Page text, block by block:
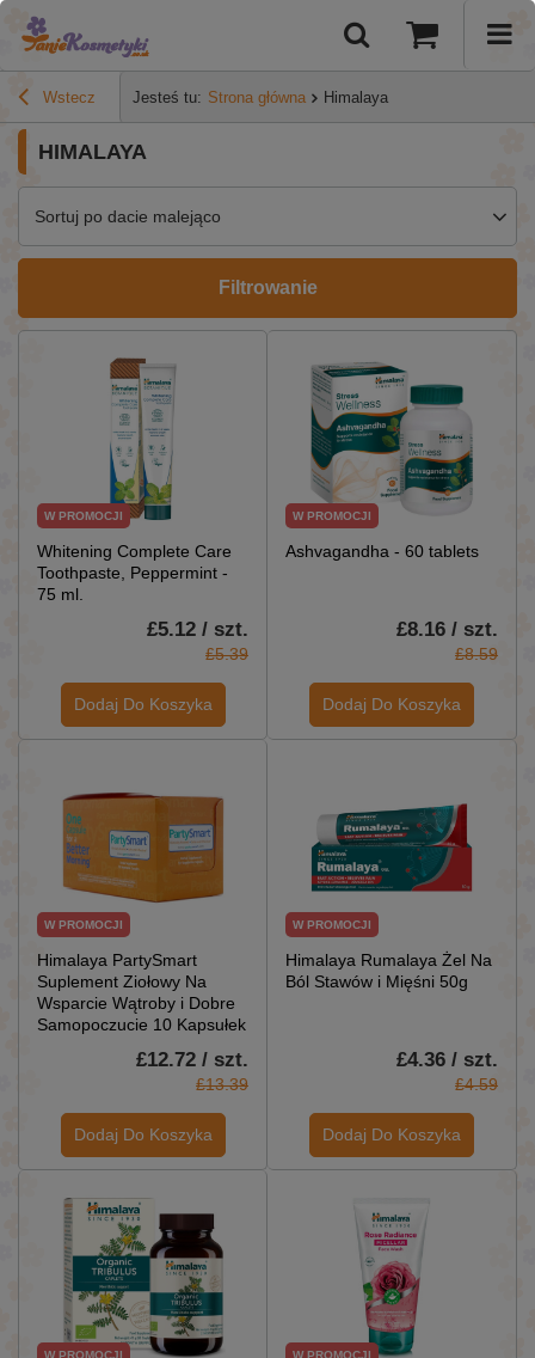
Wstecz Jesteś tu: Strona główna Himalaya
HIMALAYA
Sortuj po dacie malejąco
Filtrowanie
W PROMOCJI
Whitening Complete Care
Toothpaste, Peppermint -
75 ml.
£5.12 / szt.
£5.39
Dodaj Do Koszyka
W PROMOCJI
Ashvagandha - 60 tablets
£8.16 / szt.
£8.59
Dodaj Do Koszyka
W PROMOCJI
Himalaya PartySmart
Suplement Ziołowy Na
Wsparcie Wątroby i Dobre
Samopoczucie 10 Kapsułek
£12.72 / szt.
£13.39
Dodaj Do Koszyka
W PROMOCJI
Himalaya Rumalaya Żel Na
Ból Stawów i Mięśni 50g
£4.36 / szt.
£4.59
Dodaj Do Koszyka
W PROMOCJI W PROMOCJI